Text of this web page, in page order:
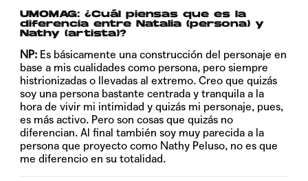
UMOMAG: ¿Cuál piensas que es la
diferencia entre Natalia (persona) y
Nathy (artista)?
NP: Es básicamente una construcción del personaje en
base a mis cualidades como persona, pero siempre
histrionizadas o llevadas al extremo. Creo que quizás
soy una persona bastante centrada y tranquila a la
hora de vivir mi intimidad y quizás mi personaje, pues,
es más activo. Pero son cosas que quizás no
diferencian. Al final también soy muy parecida a la
persona que proyecto como Nathy Peluso, no es que
me diferencio en su totalidad.